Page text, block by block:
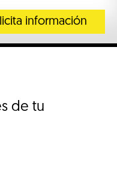
información
de tu